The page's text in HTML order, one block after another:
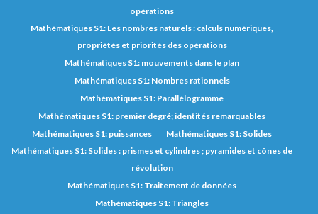
opérations
Mathématiques S1: Les nombres naturels : calculs numériques,
propriétés et priorités des opérations
Mathématiques S1: mouvements dans le plan
Mathématiques S1: Nombres rationnels
Mathématiques S1: Parallélogramme
Mathématiques S1: premier degré; identités remarquables
Mathématiques S1: puissances
Mathématiques S1: Solides
Mathématiques S1: Solides : prismes et cylindres ; pyramides et cônes de
révolution
Mathématiques S1: Traitement de données
Mathématiques S1: Triangles